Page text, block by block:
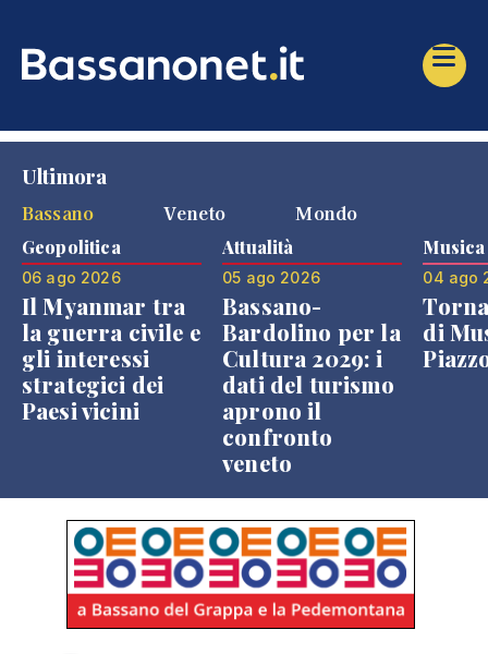
Ultimora
Bassano
Veneto Mondo
Geopolitica
06 ago 2026
Il Myanmar tra
la guerra civile e
gli interessi
strategici dei
Paesi vicini
Attualità
05 ago 2026
Bassano-
Bardolino per la
Cultura 2029: i
dati del turismo
aprono il
confronto
veneto
Musica
04 ago
di